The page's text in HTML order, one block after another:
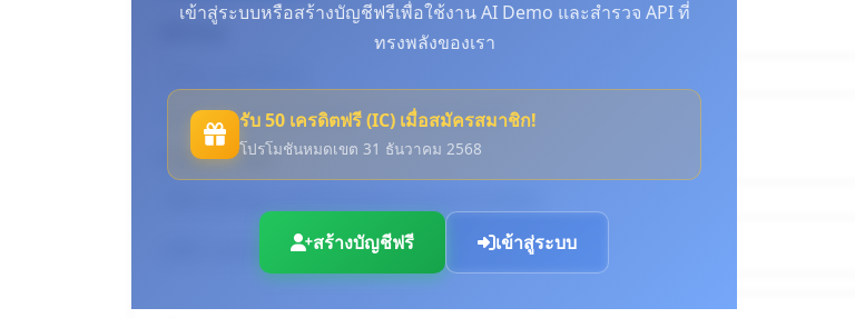
เข้าสู่ระบบหรือสร้างบัญชีฟรีเพื่อใช้งาน AI Demo และสำรวจ API ที่
ทรงพลังของเรา
รับ 50 เครดิตฟรี (IC) เมื่อสมัครสมาชิก!
โปรโมชันหมดเขต 31 ธันวาคม 2568
สร้างบัญชีฟรี เข้าสู่ระบบ
API Key
Log in to use your API keysorCreate an account
Endpoint URL
cURL Command